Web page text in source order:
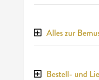
Alles zur
Bestell- und